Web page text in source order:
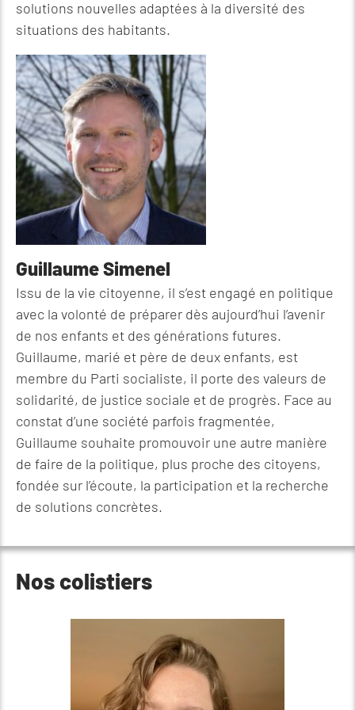
solutions nouvelles adaptées à la diversité des
situations des habitants.
Guillaume Simenel
Issu de la vie citoyenne, il s’est engagé en politique
avec la volonté de préparer dès aujourd’hui l’avenir
de nos enfants et des générations futures.
Guillaume, marié et père de deux enfants, est
membre du Parti socialiste, il porte des valeurs de
solidarité, de justice sociale et de progrès. Face au
constat d’une société parfois fragmentée,
Guillaume souhaite promouvoir une autre manière
de faire de la politique, plus proche des citoyens,
fondée sur l’écoute, la participation et la recherche
de solutions concrètes.
Nos colistiers